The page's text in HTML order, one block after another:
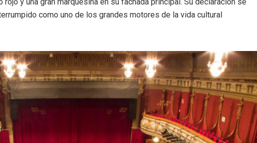
como uno de los grandes motores de la vida cultural